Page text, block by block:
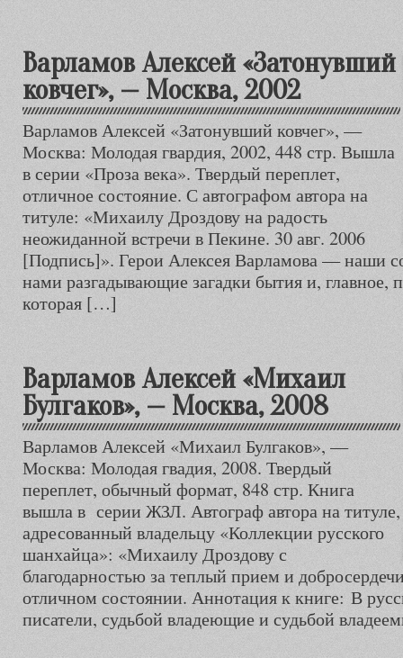
Варламов Алексей «Затонувший
ковчег», — Москва, 2002
Варламов Алексей «Затонувший ковчег», —
Москва: Молодая гвардия, 2002, 448 стр. Вышла
в серии «Проза века». Твердый переплет,
отличное состояние. С автографом автора на
титуле: «Михаилу Дроздову на радость
неожиданной встречи в Пекине. 30 авг. 2006
[Подпись]». Герои Алексея Варламова — наши
нами разгадывающие загадки бытия и,
которая […]
Варламов Алексей «Михаил
Булгаков», — Москва, 2008
Варламов Алексей «Михаил Булгаков», —
Москва: Молодая гвадия, 2008. Твердый
переплет, обычный формат, 848 стр. Книга
вышла в серии ЖЗЛ. Автограф автора на титуле,
адресованный владельцу «Коллекции русского
шанхайца»: «Михаилу Дроздову с
благодарностью за теплый прием и
отличном состоянии. Аннотация к книге: В
писатели, судьбой владеющие и судьбой